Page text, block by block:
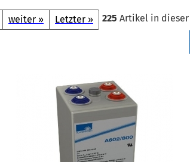
weiter » Letzter » 225 Artikel in